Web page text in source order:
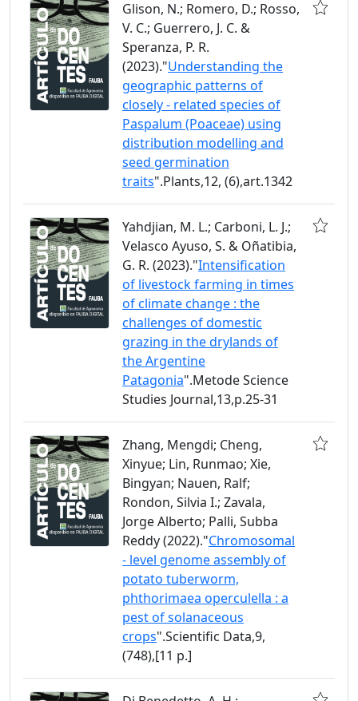
Glison, N.; Romero, D.; Rosso,
V. C.; Guerrero, J. C. &
Speranza, P. R.
(2023)."Understanding the
geographic patterns of
closely - related species of
Paspalum (Poaceae) using
distribution modelling and
seed germination
traits".Plants,12, (6),art.1342
Yahdjian, M. L.; Carboni, L. J.;
Velasco Ayuso, S. & Oñatibia,
G. R. (2023)."Intensification
of livestock farming in times
of climate change : the
challenges of domestic
grazing in the drylands of
the Argentine
Patagonia".Metode Science
Studies Journal,13,p.25-31
Zhang, Mengdi; Cheng,
Xinyue; Lin, Runmao; Xie,
Bingyan; Nauen, Ralf;
Rondon, Silvia I.; Zavala,
Jorge Alberto; Palli, Subba
Reddy (2022)."Chromosomal
- level genome assembly of
potato tuberworm,
phthorimaea operculella : a
pest of solanaceous
crops".Scientific Data,9,
(748),[11 p.]